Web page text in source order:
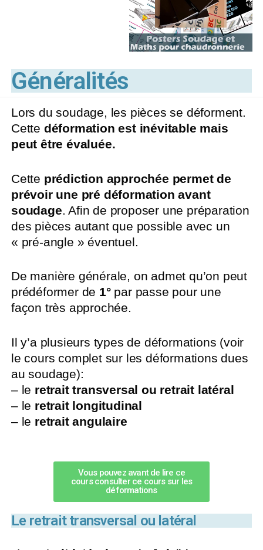
Généralités
Lors du soudage, les pièces se déforment.
Cette déformation est inévitable mais
peut être évaluée.
Cette prédiction approchée permet de
prévoir une pré déformation avant
soudage. Afin de proposer une préparation
des pièces autant que possible avec un
« pré-angle » éventuel.
De manière générale, on admet qu’on peut
prédéformer de 1° par passe pour une
façon très approchée.
Il y’a plusieurs types de déformations (voir
le cours complet sur les déformations dues
au soudage):
– le retrait transversal ou retrait latéral
– le retrait longitudinal
– le retrait angulaire
Vous pouvez avant de lire ce
cours consulter ce cours sur les
déformations
Le retrait transversal ou latéral